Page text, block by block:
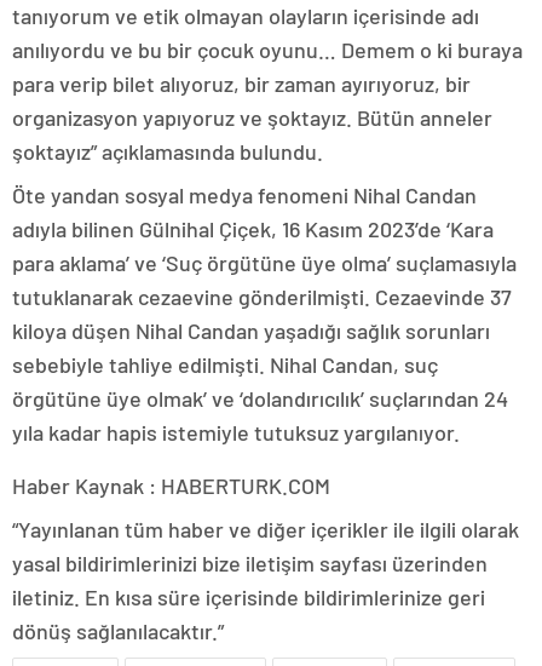
tanıyorum ve etik olmayan olayların içerisinde adı
anılıyordu ve bu bir çocuk oyunu… Demem o ki buraya
para verip bilet alıyoruz, bir zaman ayırıyoruz, bir
organizasyon yapıyoruz ve şoktayız. Bütün anneler
şoktayız” açıklamasında bulundu.
Öte yandan sosyal medya fenomeni Nihal Candan
adıyla bilinen Gülnihal Çiçek, 16 Kasım 2023’de ‘Kara
para aklama’ ve ‘Suç örgütüne üye olma’ suçlamasıyla
tutuklanarak cezaevine gönderilmişti. Cezaevinde 37
kiloya düşen Nihal Candan yaşadığı sağlık sorunları
sebebiyle tahliye edilmişti. Nihal Candan, suç
örgütüne üye olmak’ ve ‘dolandırıcılık’ suçlarından 24
yıla kadar hapis istemiyle tutuksuz yargılanıyor.
Haber Kaynak : HABERTURK.COM
“Yayınlanan tüm haber ve diğer içerikler ile ilgili olarak
yasal bildirimlerinizi bize iletişim sayfası üzerinden
iletiniz. En kısa süre içerisinde bildirimlerinize geri
dönüş sağlanılacaktır.”